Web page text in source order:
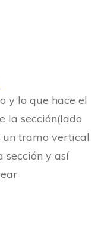
y lo que hace el
la sección(lado
un tramo vertical
sección y así